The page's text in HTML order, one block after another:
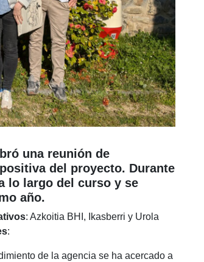
una reunión de
del proyecto. Durante
lo largo del curso y se
año.
: Azkoitia BHI, Ikasberri y Urola
:
de la agencia se ha acercado a